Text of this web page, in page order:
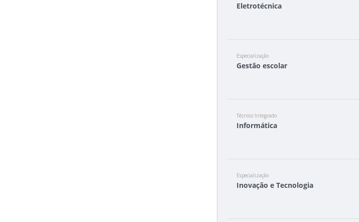
Eletrotécnica
Especialização
Gestão escolar
Técnico Integrado
Informática
Especialização
Inovação e Tecnologia